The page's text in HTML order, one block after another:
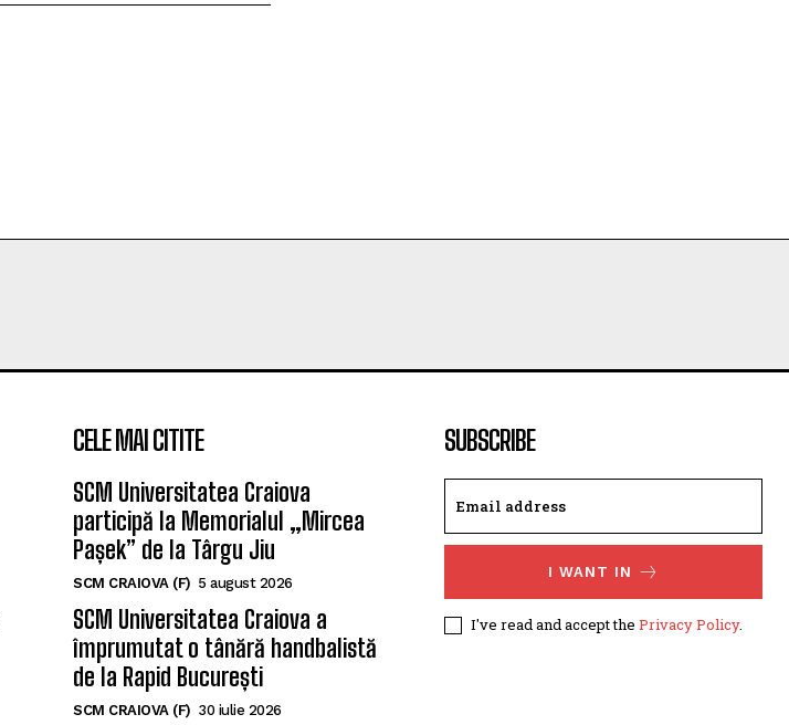
CELE MAI CITITE
SCM Universitatea Craiova
participă la Memorialul „Mircea
Pașek” de la Târgu Jiu
SCM CRAIOVA (F) 5 august 2026
SCM Universitatea Craiova a
împrumutat o tânără handbalistă
de la Rapid București
SCM CRAIOVA (F) 30 iulie 2026
SUBSCRIBE
I WANT IN
I've read and accept the Privacy Policy.